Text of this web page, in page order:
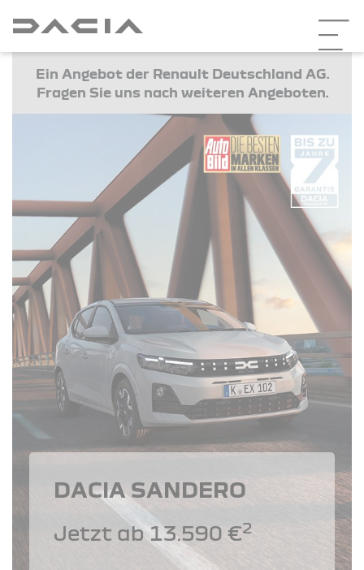
Ein Angebot der Renault Deutschland AG.
Fragen Sie uns nach weiteren Angeboten.
DACIA SANDERO
Jetzt ab 13.590 €2